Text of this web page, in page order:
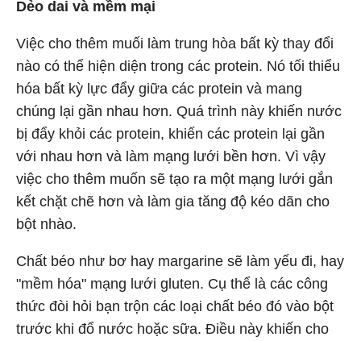
Dẻo dai và mềm mại
Việc cho thêm muối làm trung hòa bất kỳ thay đổi
nào có thể hiện diện trong các protein. Nó tối thiểu
hóa bất kỳ lực đẩy giữa các protein và mang
chúng lại gần nhau hơn. Quá trình này khiến nước
bị đẩy khỏi các protein, khiến các protein lại gần
với nhau hơn và làm mạng lưới bền hơn. Vì vậy
việc cho thêm muốn sẽ tạo ra một mạng lưới gắn
kết chặt chẽ hơn và làm gia tăng độ kéo dãn cho
bột nhào.
Chất béo như bơ hay margarine sẽ làm yếu đi, hay
"mềm hóa" mạng lưới gluten. Cụ thể là các công
thức đòi hỏi bạn trộn các loại chất béo đó vào bột
trước khi đổ nước hoặc sữa. Điều này khiến cho